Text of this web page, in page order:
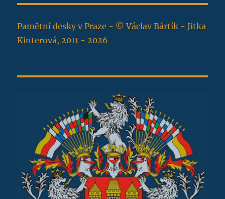
Pamětní desky v Praze - © Václav Bártík - Jitka
Kinterová, 2011 - 2026